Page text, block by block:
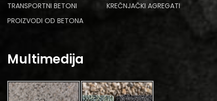
TRANSPORTNI BETONI
KREČNJAČKI AGREGATI
PROIZVODI OD BETONA
Multimedija